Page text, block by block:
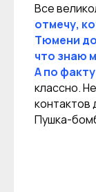
Все
отмечу,
Тюмени
что знаю
А по
классно.
контактов
Пушка-